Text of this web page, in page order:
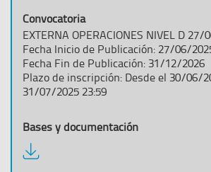
EXTERNA OPERACIONES NIVEL D 27/
Fecha Inicio de Publicación: 27/06/
Fecha Fin de Publicación: 31/12/2026
Plazo de inscripción: Desde el 30/06/
31/07/2025 23:59
Descargar
documentación